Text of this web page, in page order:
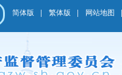
网站地图
繁体版
简体版